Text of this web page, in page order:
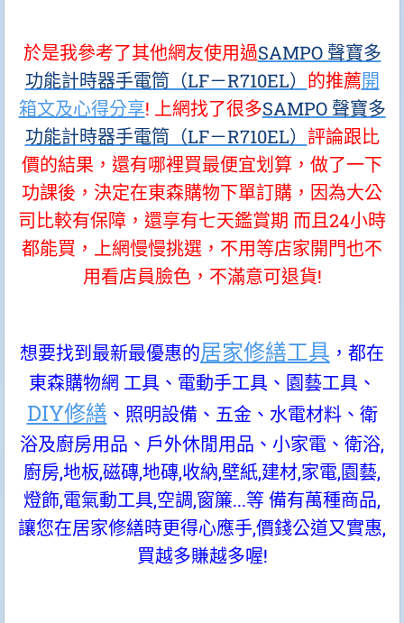
於是我參考了其他網友使用過SAMPO 聲寶多
功能計時器手電筒（LF－R710EL） 的推薦開
箱文及心得分享! 上網找了很多SAMPO 聲寶多
功能計時器手電筒（LF－R710EL） 評論跟比
價的結果，還有哪裡買最便宜划算，做了一下
功課後，決定在東森購物下單訂購，因為大公
司比較有保障，還享有七天鑑賞期 而且24小時
都能買，上網慢慢挑選，不用等店家開門也不
用看店員臉色，不滿意可退貨!
想要找到最新最優惠的居家修繕工具 ，都在
東森購物網 工具、電動手工具、園藝工具、
DIY修繕 、照明設備、五金、水電材料、衛
浴及廚房用品、戶外休閒用品、小家電、衛浴,
廚房,地板,磁磚,地磚,收納,壁紙,建材,家電,園藝,
燈飾,電氣動工具,空調,窗簾...等 備有萬種商品,
讓您在居家修繕時更得心應手,價錢公道又實惠,
買越多賺越多喔!